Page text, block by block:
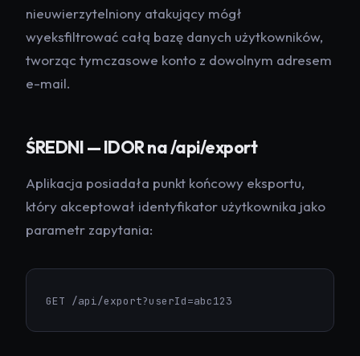
nieuwierzytelniony atakujący mógł
wyeksfiltrować całą bazę danych użytkowników,
tworząc tymczasowe konto z dowolnym adresem
e-mail.
ŚREDNI — IDOR na /api/export
Aplikacja posiadała punkt końcowy eksportu,
który akceptował identyfikator użytkownika jako
parametr zapytania:
GET /api/export?userId=abc123